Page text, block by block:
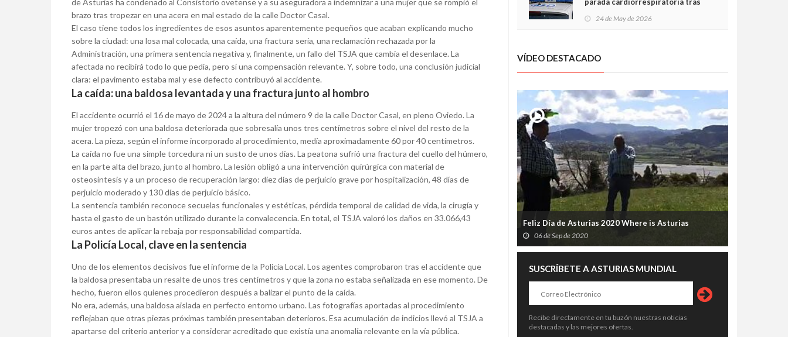
de Asturias ha condenado al Consistorio ovetense y a su aseguradora a indemnizar a una mujer que se rompió el
brazo tras tropezar en una acera en mal estado de la calle Doctor Casal.
El caso tiene todos los ingredientes de esos asuntos aparentemente pequeños que acaban explicando mucho
sobre la ciudad: una losa mal colocada, una caída, una fractura seria, una reclamación rechazada por la
Administración, una primera sentencia negativa y, finalmente, un fallo del TSJA que cambia el desenlace. La
afectada no recibirá todo lo que pedía, pero sí una compensación relevante. Y, sobre todo, una conclusión judicial
clara: el pavimento estaba mal y ese defecto contribuyó al accidente.
La caída: una baldosa levantada y una fractura junto al hombro
El accidente ocurrió el 16 de mayo de 2024 a la altura del número 9 de la calle Doctor Casal, en pleno Oviedo. La
mujer tropezó con una baldosa deteriorada que sobresalía unos tres centímetros sobre el nivel del resto de la
acera. La pieza, según el informe incorporado al procedimiento, medía aproximadamente 60 por 40 centímetros.
La caída no fue una simple torcedura ni un susto de unos días. La peatona sufrió una fractura del cuello del húmero,
en la parte alta del brazo, junto al hombro. La lesión obligó a una intervención quirúrgica con material de
osteosíntesis y a un proceso de recuperación largo: diez días de perjuicio grave por hospitalización, 48 días de
perjuicio moderado y 130 días de perjuicio básico.
La sentencia también reconoce secuelas funcionales y estéticas, pérdida temporal de calidad de vida, la cirugía y
hasta el gasto de un bastón utilizado durante la convalecencia. En total, el TSJA valoró los daños en 33.066,43
euros antes de aplicar la rebaja por responsabilidad compartida.
La Policía Local, clave en la sentencia
Uno de los elementos decisivos fue el informe de la Policía Local. Los agentes comprobaron tras el accidente que
la baldosa presentaba un resalte de unos tres centímetros y que la zona no estaba señalizada en ese momento. De
hecho, fueron ellos quienes procedieron después a balizar el punto de la caída.
No era, además, una baldosa aislada en perfecto entorno urbano. Las fotografías aportadas al procedimiento
reflejaban que otras piezas próximas también presentaban deterioros. Esa acumulación de indicios llevó al TSJA a
apartarse del criterio anterior y a considerar acreditado que existía una anomalía relevante en la vía pública.
24 de May de 2026
VÍDEO DESTACADO
Feliz Día de Asturias 2020 Where is Asturias
06 de Sep de 2020
SUSCRÍBETE A ASTURIAS MUNDIAL
Recibe directamente en tu buzón nuestras noticias
destacadas y las mejores ofertas.